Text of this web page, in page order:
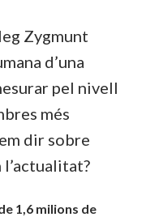
Zygmunt
d’una
pel nivell
més
dir sobre
l’actualitat?
1,6 milions de